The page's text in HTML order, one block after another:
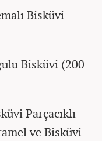
Bisküvi
Bisküvi (200
Parçacıklı
ve Bisküvi